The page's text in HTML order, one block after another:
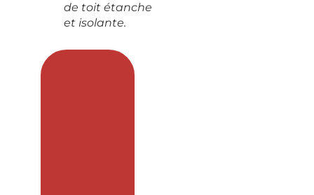
de toit étanche
et isolante.